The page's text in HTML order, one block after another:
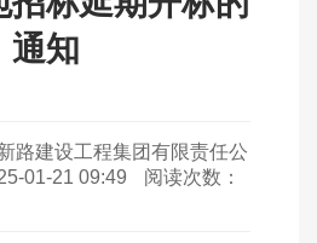
通知
路建设工程集团有限责任公
01-21 09:49
阅读次数：